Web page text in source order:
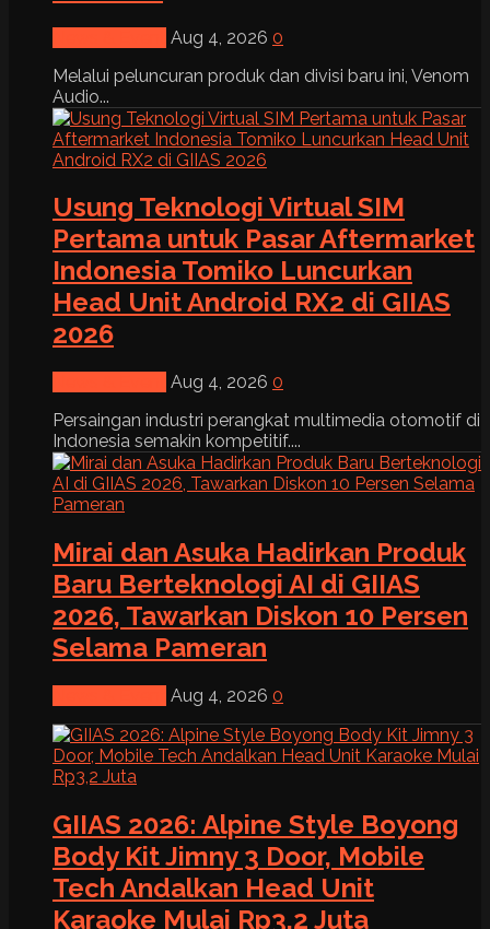
Aug 4, 2026 0
Melalui peluncuran produk dan divisi baru ini, Venom
Audio...
Usung Teknologi Virtual SIM
Pertama untuk Pasar Aftermarket
Indonesia Tomiko Luncurkan
Head Unit Android RX2 di GIIAS
2026
Aug 4, 2026 0
Persaingan industri perangkat multimedia otomotif di
Indonesia semakin kompetitif....
Mirai dan Asuka Hadirkan Produk
Baru Berteknologi AI di GIIAS
2026, Tawarkan Diskon 10 Persen
Selama Pameran
Aug 4, 2026 0
GIIAS 2026: Alpine Style Boyong
Body Kit Jimny 3 Door, Mobile
Tech Andalkan Head Unit
Karaoke Mulai Rp3,2 Juta